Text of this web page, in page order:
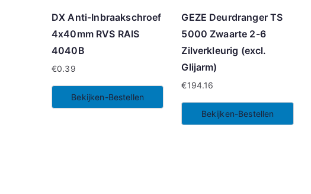
DX Anti-Inbraakschroef
4x40mm RVS RAIS
4040B
€0.39
Bekijken-Bestellen
GEZE Deurdranger TS
5000 Zwaarte 2-6
Zilverkleurig (excl.
Glijarm)
€194.16
Bekijken-Bestellen